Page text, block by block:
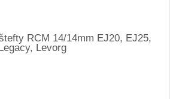
RCM 14/14mm EJ20, EJ25,
Levorg